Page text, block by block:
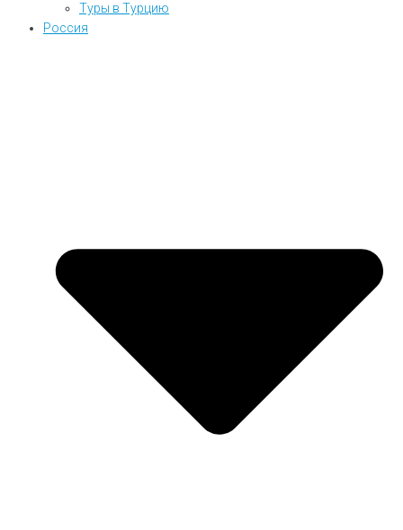
Туры в Турцию
Россия